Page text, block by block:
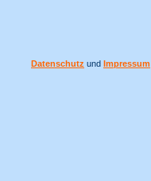
Datenschutz und Impressum